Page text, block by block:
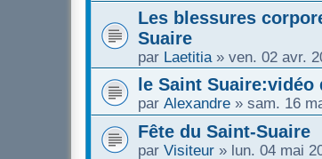
Les blessures
Suaire
par Laetitia » ven. 02 avr.
le Saint
par Alexandre » sam. 16
Fête du Saint-Suaire
par Visiteur » lun. 04 mai